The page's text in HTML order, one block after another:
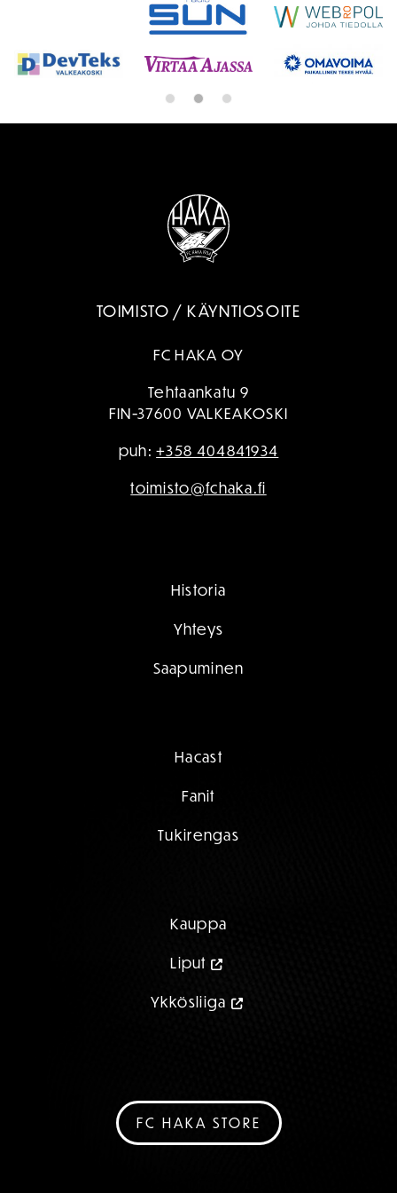
TOIMISTO / KÄYNTIOSOITE
FC HAKA OY
Tehtaankatu 9
FIN-37600 VALKEAKOSKI
puh:+358 404841934
toimisto@fchaka.fi
Historia
Yhteys
Saapuminen
Hacast
Fanit
Tukirengas
Kauppa
Liput
Ykkösliiga
FC HAKA STORE